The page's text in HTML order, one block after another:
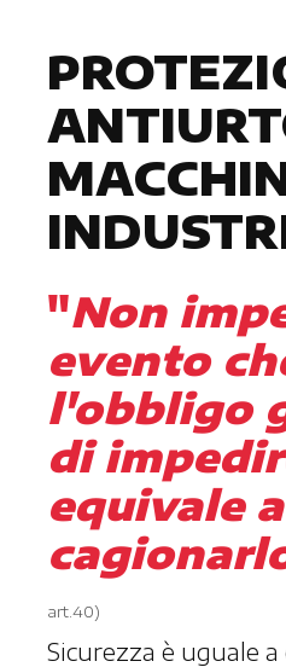
"Non
evento
l'obbligo
di
equivale a
art.40)
Sicurezza è uguale